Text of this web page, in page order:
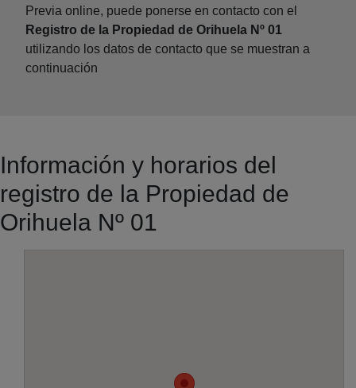
Previa online, puede ponerse en contacto con el
Registro de la Propiedad de Orihuela Nº 01
utilizando los datos de contacto que se muestran a
continuación
Información y horarios del
registro de la Propiedad de
Orihuela Nº 01